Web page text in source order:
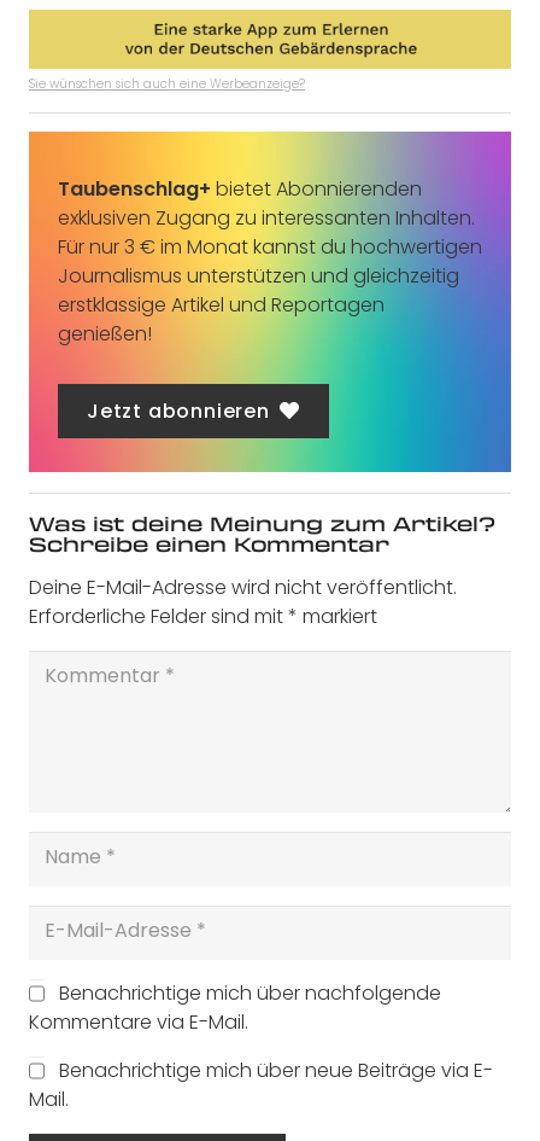
Sie wünschen sich auch eine Werbeanzeige?
Taubenschlag+ bietet Abonnierenden
exklusiven Zugang zu interessanten Inhalten.
Für nur 3 € im Monat kannst du hochwertigen
Journalismus unterstützen und gleichzeitig
erstklassige Artikel und Reportagen
genießen!
Jetzt abonnieren
Was ist deine Meinung zum Artikel?
Schreibe einen Kommentar
Deine E-Mail-Adresse wird nicht veröffentlicht.
Erforderliche Felder sind mit* markiert
Benachrichtige mich über nachfolgende
Kommentare via E-Mail.
Benachrichtige mich über neue Beiträge via E-
Mail.